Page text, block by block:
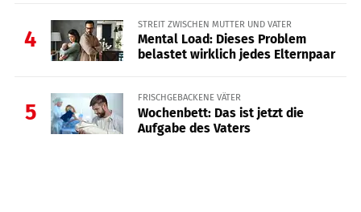
4
STREIT ZWISCHEN MUTTER UND VATER
Mental Load: Dieses Problem
belastet wirklich jedes Elternpaar
5
FRISCHGEBACKENE VÄTER
Wochenbett: Das ist jetzt die
Aufgabe des Vaters